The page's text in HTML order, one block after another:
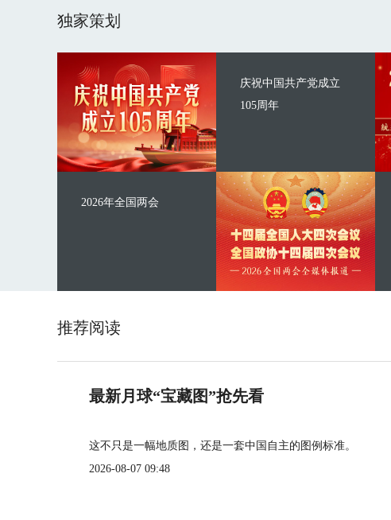
独家策划
庆祝中国共产党成立
105周年
2026年全国两会
推荐阅读
最新月球“宝藏图”抢先看
这不只是一幅地质图，还是一套中国自主的图例标准。
2026-08-07 09:48